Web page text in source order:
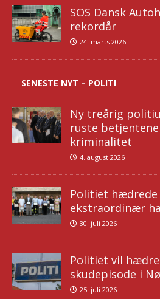
SOS Dansk
rekordår
24. marts 2026
SENESTE NYT – POLITI
Ny treårig
ruste
kriminalitet
4. august 2026
Politiet
ekstraordinær
30. juli 2026
Politiet vil
skudepisode i
25. juli 2026